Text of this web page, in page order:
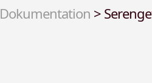
Dokumentation >